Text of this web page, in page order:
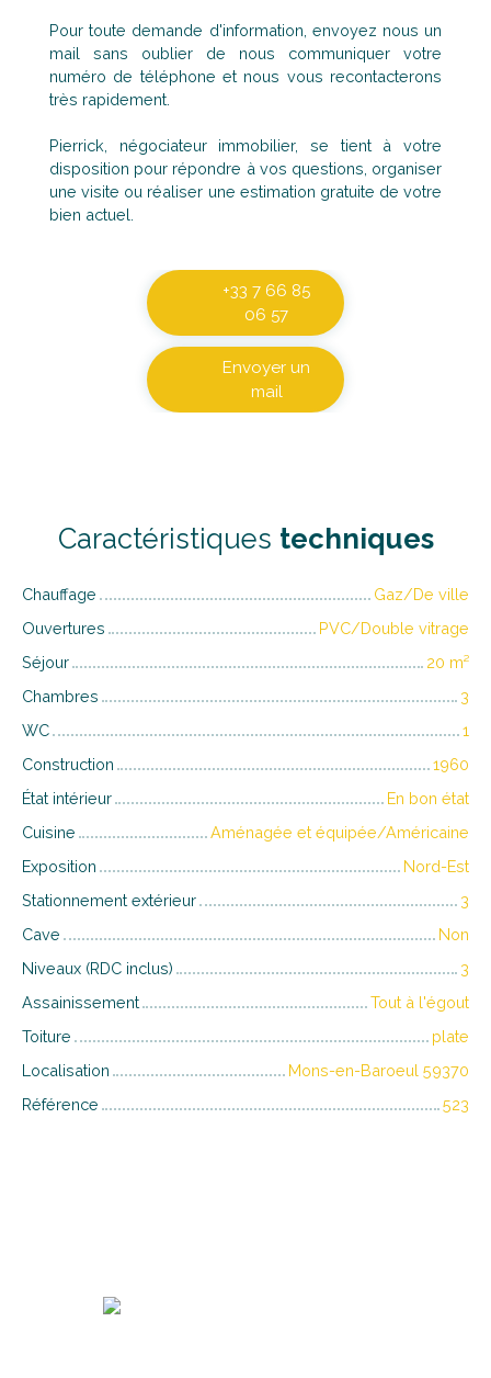
Pour toute demande d'information, envoyez nous un
mail sans oublier de nous communiquer votre
numéro de téléphone et nous vous recontacterons
très rapidement.
Pierrick, négociateur immobilier, se tient à votre
disposition pour répondre à vos questions, organiser
une visite ou réaliser une estimation gratuite de votre
bien actuel.
+33 7 66 85
06 57
Envoyer un
mail
Caractéristiques techniques
Chauffage
Gaz/De ville
Ouvertures
PVC/Double vitrage
Séjour
20 m²
Chambres
3
WC
1
Construction
1960
État intérieur
En bon état
Cuisine
Aménagée et équipée/Américaine
Exposition
Nord-Est
Stationnement extérieur
3
Cave
Non
Niveaux (RDC inclus)
3
Assainissement
Tout à l'égout
Toiture
plate
Localisation
Mons-en-Baroeul 59370
Référence
523